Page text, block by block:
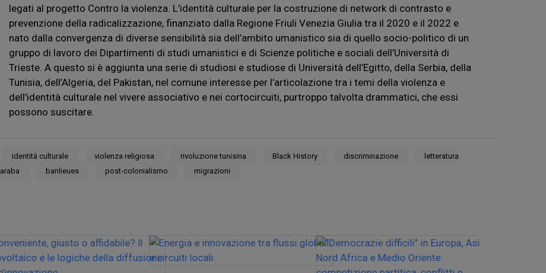
legati al progetto Contro la violenza. L’identità culturale per la costruzione di network di contrasto e
prevenzione della radicalizzazione, finanziato dalla Regione Friuli Venezia Giulia tra il 2020 e il 2022 e
nato dalla convergenza di diverse sensibilità sia dell’ambito umanistico sia di quello socio-politico di un
gruppo di lavoro dei Dipartimenti di studi umanistici e di Scienze politiche e sociali dell’Università di
Trieste. A questo si è aggiunta una serie di studiosi e studiose di Università dell’Egitto, della Serbia, della
Tunisia, dell’Algeria, del Pakistan, nel comune interesse per l’articolazione tra i temi della violenza e
dell’identità culturale nel vivere associativo e nei cortocircuiti, purtroppo talvolta drammatici, che essi
possono suscitare.
identità culturale violenza religiosa rivoluzione tunisina Black History discriminazione
letteratura
araba
banlieues post-colonialismo migrazioni